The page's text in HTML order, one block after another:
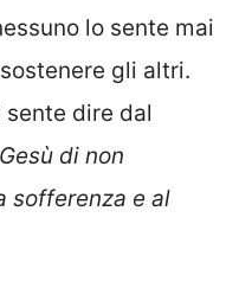
lo sente mai
gli altri.
sente dire dal
di non
sofferenza e al